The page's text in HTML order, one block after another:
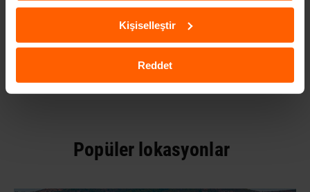
ulaşabilirsiniz.
Kişiselleştir
Reddet
SIXT ile ilgili kampanyalardan araç kiralama seçeneklerine, diğer
istasyon sayfalarından araç teslim işlemlerine kadar tüm merak
tıklayıp web sitemizden öğrenebilirsiniz.
Popüler lokasyonlar